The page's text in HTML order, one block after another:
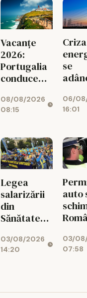
Vacanțe
2026:
Portugalia
conduce
08/08/2026
08:15
Criza
se
mari
vârf
06/
16:01
Legea
salarizării
din
Sănătate
un nou
conflict.
proteste
03/08/2026
14:20
auto
noi îi
intra
03/
07:58